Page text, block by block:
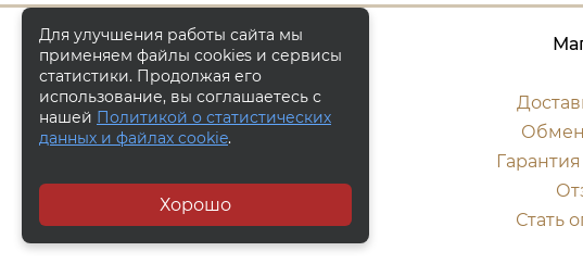
Стать
Для улучшения работы сайта мы
применяем файлы cookies и сервисы
статистики. Продолжая его
использование, вы соглашаетесь с
нашей Политикой о статистических
данных и файлах cookie.
Хорошо